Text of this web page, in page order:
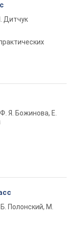
Дитчук
Я. Божинова, Е.
Полонский, М.